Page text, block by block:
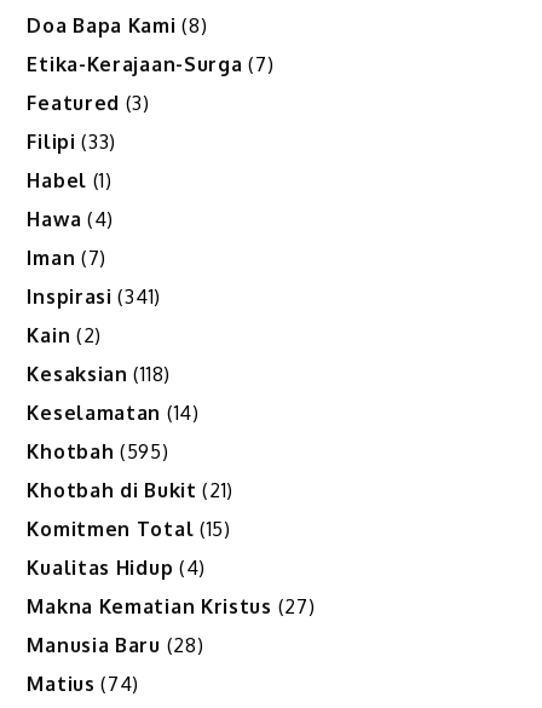
Doa Bapa Kami (8)
Etika-Kerajaan-Surga (7)
Featured (3)
Filipi (33)
Habel (1)
Hawa (4)
Iman (7)
Inspirasi (341)
Kain (2)
Kesaksian (118)
Keselamatan (14)
Khotbah (595)
Khotbah di Bukit (21)
Komitmen Total (15)
Kualitas Hidup (4)
Makna Kematian Kristus (27)
Manusia Baru (28)
Matius (74)